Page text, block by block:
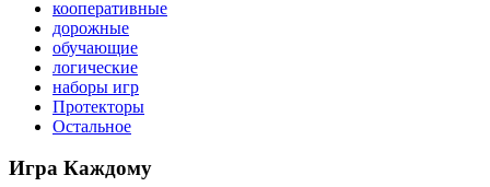
кооперативные
дорожные
обучающие
логические
наборы игр
Протекторы
Остальное
Игра Каждому